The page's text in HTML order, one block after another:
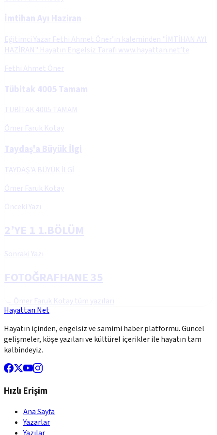
İmtihan Ayı Haziran
Eğitimci Yazar Fethi Ahmet Öner’in kaleminden "İMTİHAN AYI
HAZİRAN" Hayatın Engelsiz Tarafı www.hayattan.net’te
Fethi Ahmet Öner
Tübitak 4005 Tamam
TÜBİTAK 4005 TAMAM
Ömer Faruk Kotay
Taydaş'a Büyük İlgi
TAYDAŞ'A BÜYÜK İLGİ
Ömer Faruk Kotay
Önceki Yazı
2’YE 1 1.BÖLÜM
Sonraki Yazı
FOTOĞRAFHANE 35
← Ömer Faruk Kotaytüm yazıları
Hayattan.Net
Hayatın içinden, engelsiz ve samimi haber platformu. Güncel
gelişmeler, köşe yazıları ve kültürel içerikler ile hayatın tam
kalbindeyiz.
Hızlı Erişim
Ana Sayfa
Yazarlar